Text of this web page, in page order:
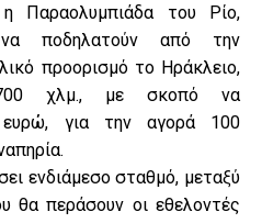
Παραολυμπιάδα του Ρίο,
να ποδηλατούν από την
προορισμό το Ηράκλειο,
χλμ., με σκοπό να
ευρώ, για την αγορά 100
ενδιάμεσο σταθμό, μεταξύ
περάσουν οι εθελοντές